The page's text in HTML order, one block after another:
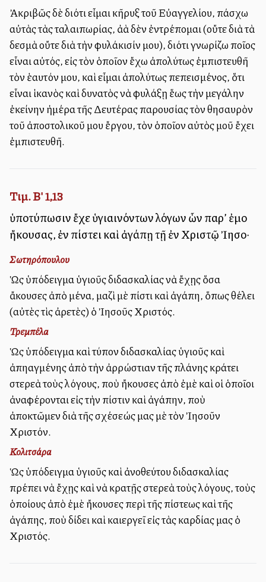
Ἀκριβῶς δὲ διότι εἶμαι κῆρυξ τοῦ Εὐαγγελίου, πάσχω
αὐτὰς τὰς ταλαιπωρίας, ἀλλὰ δὲν ἐντρέπομαι (οὔτε διὰ τὰ
δεσμὰ οὔτε διὰ τὴν φυλάκισίν μου), διότι γνωρίζω ποῖος
εἶναι αὐτός, εἰς τὸν ὁποῖον ἔχω ἀπολύτως ἐμπιστευθῆ
τὸν ἑαυτόν μου, καὶ εἶμαι ἀπολύτως πεπεισμένος, ὅτι
εἶναι ἱκανὸς καὶ δυνατὸς νὰ φυλάξῃ ἕως τὴν μεγάλην
ἐκείνην ἡμέρα τῆς Δευτέρας παρουσίας τὸν θησαυρὸν
τοῦ ἀποστολικοῦ μου ἔργου, τὸν ὁποῖον αὐτὸς μοῦ ἔχει
ἐμπιστευθῆ.
Τιμ. Β' 1,13
ὑποτύπωσιν ἔχε ὑγιαινόντων λόγων ὧν παρ’ ἐμοῦ
ἤκουσας, ἐν πίστει καὶ ἀγάπῃ τῇ ἐν Χριστῷ Ἰησοῦ·
Σωτηρόπουλου
Ὡς ὑπόδειγμα ὑγιοῦς διδασκαλίας νὰ ἔχῃς ὅσα
ἄκουσες ἀπὸ μένα, μαζὶ μὲ πίστι καὶ ἀγάπη, ὅπως θέλει
(αὐτὲς τὶς ἀρετὲς) ὁ Ἰησοῦς Χριστός.
Τρεμπέλα
Ὡς ὑπόδειγμα καὶ τύπον διδασκαλίας ὑγιοῦς καὶ
ἀπηλλαγμένης ἀπὸ τὴν ἀρρώστιαν τῆς πλάνης κράτει
στερεὰ τοὺς λόγους, ποὺ ἤκουσες ἀπὸ ἐμὲ καὶ οἱ ὁποῖοι
ἀναφέρονται εἰς τὴν πίστιν καὶ ἀγάπην, ποὺ
ἀποκτῶμεν διὰ τῆς σχέσεώς μας μὲ τὸν Ἰησοῦν
Χριστόν.
Κολιτσάρα
Ὡς ὑπόδειγμα ὑγιοῦς καὶ ἀνοθεύτου διδασκαλίας
πρέπει νὰ ἔχῃς καὶ νὰ κρατῇς στερεὰ τοὺς λόγους, τοὺς
ὁποίους ἀπὸ ἐμὲ ἤκουσες περὶ τῆς πίστεως καὶ τῆς
ἀγάπης, ποὺ δίδει καὶ καλλιεργεῖ εἰς τὰς καρδίας μας ὁ
Χριστός.